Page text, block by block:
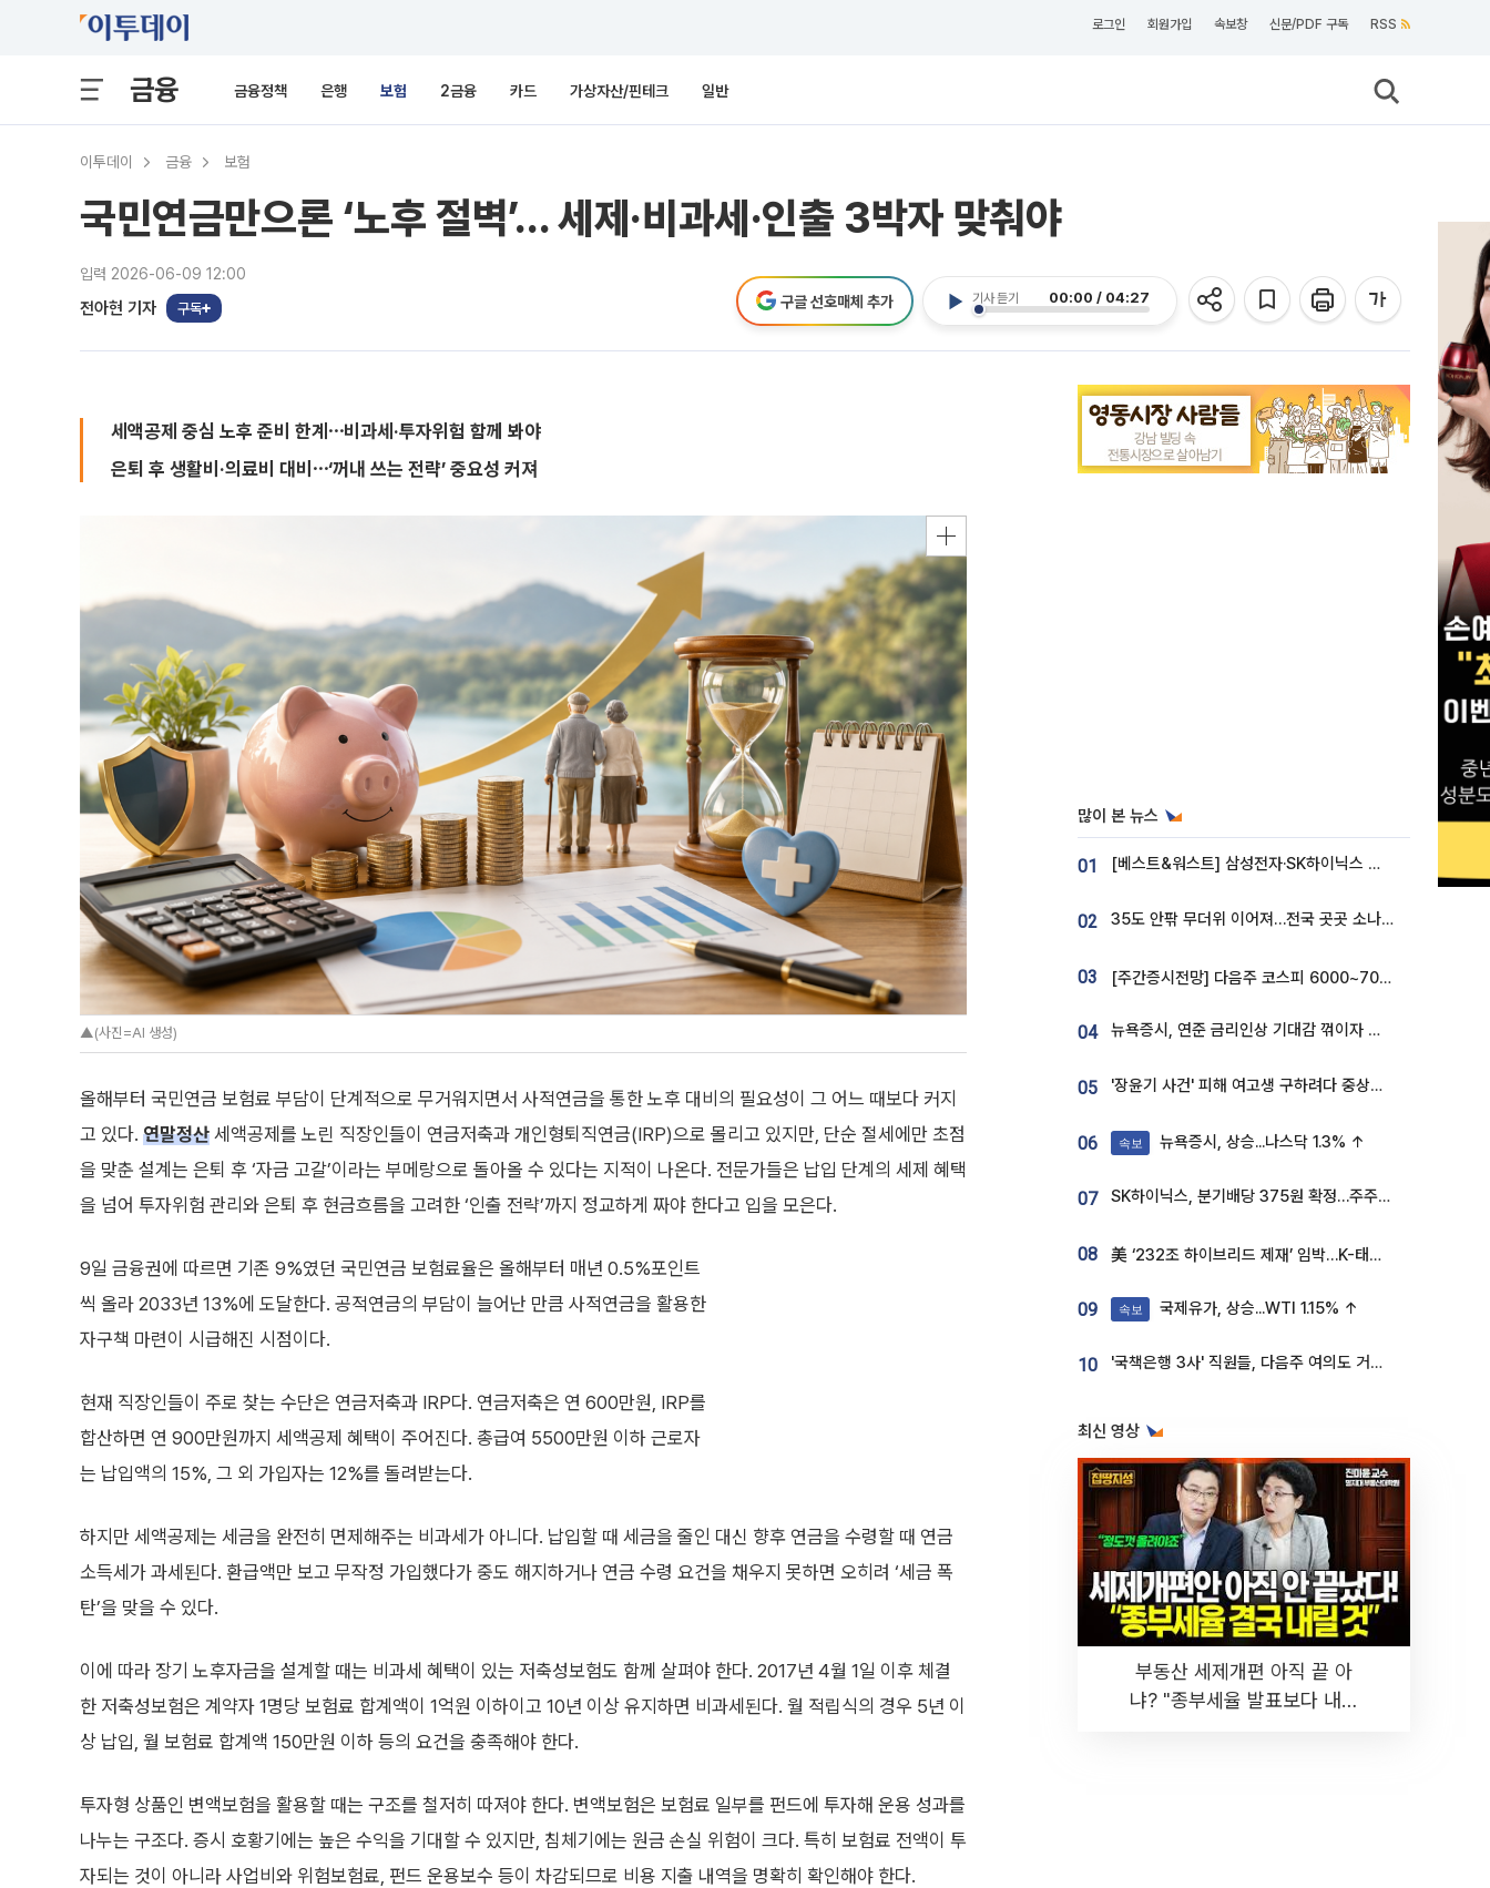
로그인 회원가입 속보창 신문/PDF 구독 RSS
금융 금융정책 은행 보험 2금융 카드 가상자산/핀테크 일반
이투데이 금융 보험
국민연금만으론 ‘노후 절벽’… 세제·비과세·인출 3박자 맞춰야
입력 2026-06-09 12:00
전아현 기자 구독
기사 듣기 00:00 / 04:27
구글 선호매체 추가
세액공제 중심 노후 준비 한계⋯비과세·투자위험 함께 봐야
은퇴 후 생활비·의료비 대비⋯‘꺼내 쓰는 전략’ 중요성 커져
▲(사진=AI 생성)
올해부터 국민연금 보험료 부담이 단계적으로 무거워지면서 사적연금을 통한 노후 대비의 필요성이 그 어느 때보다 커지
고 있다. 연말정산 세액공제를 노린 직장인들이 연금저축과 개인형퇴직연금(IRP)으로 몰리고 있지만, 단순 절세에만 초점
을 맞춘 설계는 은퇴 후 ‘자금 고갈’이라는 부메랑으로 돌아올 수 있다는 지적이 나온다. 전문가들은 납입 단계의 세제 혜택
을 넘어 투자위험 관리와 은퇴 후 현금흐름을 고려한 ‘인출 전략’까지 정교하게 짜야 한다고 입을 모은다.
9일 금융권에 따르면 기존 9%였던 국민연금 보험료율은 올해부터 매년 0.5%포인트
씩 올라 2033년 13%에 도달한다. 공적연금의 부담이 늘어난 만큼 사적연금을 활용한
자구책 마련이 시급해진 시점이다.
현재 직장인들이 주로 찾는 수단은 연금저축과 IRP다. 연금저축은 연 600만원, IRP를
합산하면 연 900만원까지 세액공제 혜택이 주어진다. 총급여 5500만원 이하 근로자
는 납입액의 15%, 그 외 가입자는 12%를 돌려받는다.
하지만 세액공제는 세금을 완전히 면제해주는 비과세가 아니다. 납입할 때 세금을 줄인 대신 향후 연금을 수령할 때 연금
소득세가 과세된다. 환급액만 보고 무작정 가입했다가 중도 해지하거나 연금 수령 요건을 채우지 못하면 오히려 ‘세금 폭
탄’을 맞을 수 있다.
이에 따라 장기 노후자금을 설계할 때는 비과세 혜택이 있는 저축성보험도 함께 살펴야 한다. 2017년 4월 1일 이후 체결
한 저축성보험은 계약자 1명당 보험료 합계액이 1억원 이하이고 10년 이상 유지하면 비과세된다. 월 적립식의 경우 5년 이
상 납입, 월 보험료 합계액 150만원 이하 등의 요건을 충족해야 한다.
투자형 상품인 변액보험을 활용할 때는 구조를 철저히 따져야 한다. 변액보험은 보험료 일부를 펀드에 투자해 운용 성과를
나누는 구조다. 증시 호황기에는 높은 수익을 기대할 수 있지만, 침체기에는 원금 손실 위험이 크다. 특히 보험료 전액이 투
자되는 것이 아니라 사업비와 위험보험료, 펀드 운용보수 등이 차감되므로 비용 지출 내역을 명확히 확인해야 한다.
많이 본 뉴스
01 [베스트&워스트] 삼성전자·SK하이닉스 밀린 한 주…상상인증권은 85% 급등
02 35도 안팎 무더위 이어져…전국 곳곳 소나기 [오늘 날씨]
03 [주간증시전망] 다음주 코스피 6000~7000⋯“外人 수급은 정책이 변수”
04 뉴욕증시, 연준 금리인상 기대감 꺾이자 상승...S&P500 사상 최고치 [종합]
05 '장윤기 사건' 피해 여고생 구하려다 중상…고교생 의상자 지정
06 속보 뉴욕증시, 상승...나스닥 1.3% ↑
07 SK하이닉스, 분기배당 375원 확정…주주환원책 9월로 앞당겨 발표
08 美 ‘232조 하이브리드 제재’ 임박…K-태양광, 불확실성 털고 날개 다나
09 속보 국제유가, 상승...WTI 1.15% ↑
10 '국책은행 3사' 직원들, 다음주 여의도 거리 나서는 까닭은
최신 영상
부동산 세제개편 아직 끝 아
냐? "종부세율 발표보다 내릴